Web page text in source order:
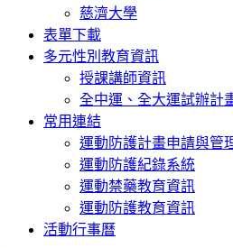
慈濟大學
表單下載
多元性別教育資訊
授課講師資訊
全中運、全大運試辦計
常用連結
運動防護計畫申請與管
運動防護紀錄系統
運動禁藥教育資訊
運動防護教育資訊
活動行事曆